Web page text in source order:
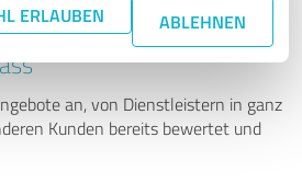
ERLAUBEN ABLEHNEN
Experten finden - mit
an, von Dienstleistern in ganz
Kunden bereits bewertet und